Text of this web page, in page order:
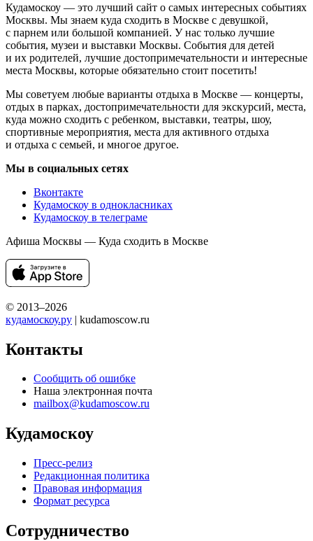
Кудамоскоу — это лучший сайт о самых интересных событиях
Москвы. Мы знаем куда сходить в Москве с девушкой,
с парнем или большой компанией. У нас только лучшие
события, музеи и выставки Москвы. События для детей
и их родителей, лучшие достопримечательности и интересные
места Москвы, которые обязательно стоит посетить!
Мы советуем любые варианты отдыха в Москве — концерты,
отдых в парках, достопримечательности для экскурсий, места,
куда можно сходить с ребенком, выставки, театры, шоу,
спортивные мероприятия, места для активного отдыха
и отдыха с семьей, и многое другое.
Мы в социальных сетях
Вконтакте
Кудамоскоу в однокласниках
Кудамоскоу в телеграме
Афиша Москвы — Куда сходить в Москве
© 2013–2026
кудамоскоу.ру | kudamoscow.ru
Контакты
Сообщить об ошибке
Наша электронная почта
mailbox@kudamoscow.ru
Кудамоскоу
Пресс-релиз
Редакционная политика
Правовая информация
Формат ресурса
Сотрудничество